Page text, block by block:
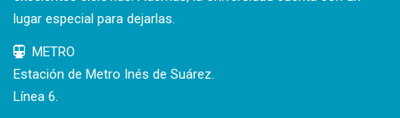
lugar especial para dejarlas.
METRO
Estación de Metro Inés de Suárez.
Línea 6.